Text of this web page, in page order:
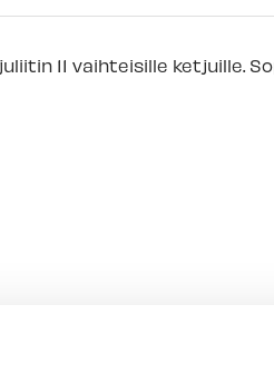
11 vaihteisille ketjuille.